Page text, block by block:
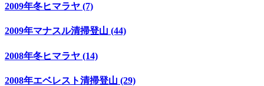
2009年冬ヒマラヤ (7)
2009年マナスル清掃登山 (44)
2008年冬ヒマラヤ (14)
2008年エベレスト清掃登山 (29)